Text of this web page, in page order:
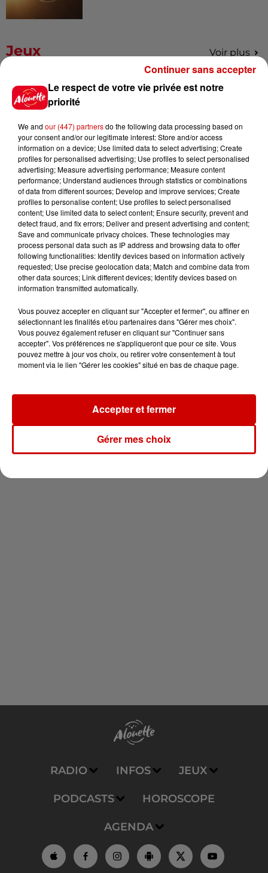
Jeux Voir plus
Gagnez vos places pour le
festival Marché Gourmand 2026
Le Duel - Gagnez vos entrées
pour l'un des zoos de nos
régions !
Destination Vacances - Gagnez
votre séjour en famille au cœur
de la...
Destination Vacances : inscrivez-
vous !
Newsletter
RADIO INFOS JEUX
PODCASTS HOROSCOPE
AGENDA
Le respect de votre vie privée est notre
priorité
We and our (447) partnersdo the following data processing based on
your consent and/or our legitimate interest: Store and/or access
information on a device; Use limited data to select advertising; Create
profiles for personalised advertising; Use profiles to select personalised
advertising; Measure advertising performance; Measure content
performance; Understand audiences through statistics or combinations
of data from different sources; Develop and improve services; Create
profiles to personalise content; Use profiles to select personalised
content; Use limited data to select content; Ensure security, prevent and
detect fraud, and fix errors; Deliver and present advertising and content;
Save and communicate privacy choices. These technologies may
process personal data such as IP address and browsing data to offer
following functionalities: Identify devices based on information actively
requested; Use precise geolocation data; Match and combine data from
other data sources; Link different devices; Identify devices based on
information transmitted automatically.
Vous pouvez accepter en cliquant sur "Accepter et fermer", ou affiner en
sélectionnant les finalités et/ou partenaires dans "Gérer mes choix".
Vous pouvez également refuser en cliquant sur "Continuer sans
accepter". Vos préférences ne s'appliqueront que pour ce site. Vous
pouvez mettre à jour vos choix, ou retirer votre consentement à tout
moment via le lien "Gérer les cookies" situé en bas de chaque page.
Gérer mes choix
Accepter et fermer
Continuer sans accepter